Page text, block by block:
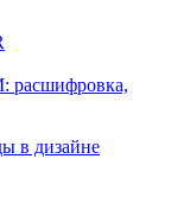
расшифровка,
в дизайне